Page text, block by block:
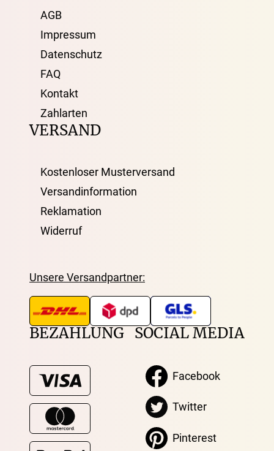
AGB
Impressum
Datenschutz
FAQ
Kontakt
Zahlarten
VERSAND
Kostenloser Musterversand
Versandinformation
Reklamation
Widerruf
Unsere Versandpartner:
BEZAHLUNG SOCIAL MEDIA
Facebook
Twitter
Pinterest